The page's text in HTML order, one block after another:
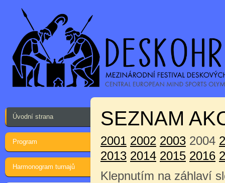
Úvodní strana
Program
Harmonogram turnajů
SEZNAM
2001 2002 2003 2004
2013 2014 2015 2016
Klepnutím na záhlaví